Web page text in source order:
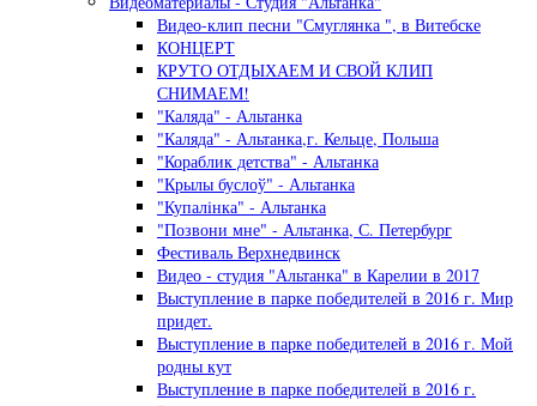
Видео-клип песни "Смуглянка ", в Витебске
КОНЦЕРТ
КРУТО ОТДЫХАЕМ И СВОЙ КЛИП
СНИМАЕМ!
"Каляда" - Альтанка
"Каляда" - Альтанка,г. Кельце, Польша
"Кораблик детства" - Альтанка
"Крылы буслоў" - Альтанка
"Купалiнка" - Альтанка
"Позвони мне" - Альтанка, С. Петербург
Фестиваль Верхнедвинск
Видео - студия "Альтанка" в Карелии в 2017
Выступление в парке победителей в 2016 г. Мир
придет.
Выступление в парке победителей в 2016 г. Мой
родны кут
Выступление в парке победителей в 2016 г.